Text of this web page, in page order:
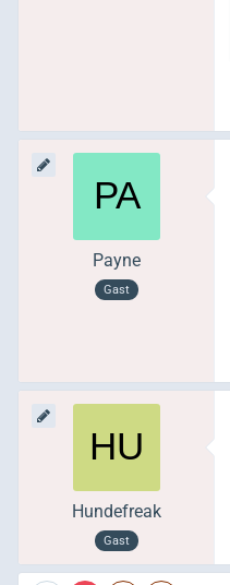
Payne
Gast
Hundefreak
Gast